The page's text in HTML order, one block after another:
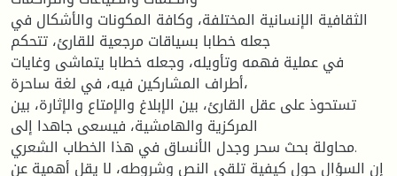
الثقافية الإنسانية المختلفة، وكافة المكونات والأشكال في
جعله خطابا بسياقات مرجعية للقارئ، تتحكم
في عملية فهمه وتأويله، وجعله خطابا يتماشى وغايات
أطراف المشاركين فيه، في لغة ساحرة،
تستحوذ على عقل القارئ، بين الإبلاغ والإمتاع والإثارة، بين
المركزية والهامشية، فيسعى جاهدا إلى
محاولة بحث سحر وجدل الأنساق في هذا الخطاب الشعري.
إن السؤال حول كيفية تلقي النص وشروطه، لا يقل أهمية عن